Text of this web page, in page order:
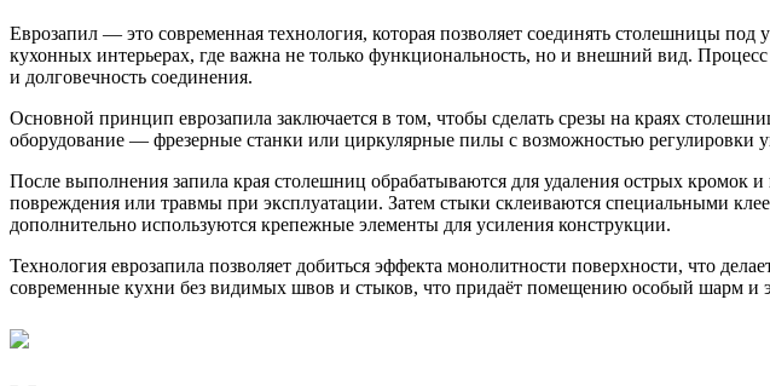
Еврозапил — это современная технология, которая позволяет соединять столешницы
кухонных интерьерах, где важна не только функциональность, но и внешний вид.
и долговечность соединения.
Основной принцип еврозапила заключается в том, чтобы сделать срезы на краях
оборудование — фрезерные станки или циркулярные пилы с возможностью регулировки
После выполнения запила края столешниц обрабатываются для удаления острых
повреждения или травмы при эксплуатации. Затем стыки склеиваются специальными
дополнительно используются крепежные элементы для усиления конструкции.
Технология еврозапила позволяет добиться эффекта монолитности поверхности, что
современные кухни без видимых швов и стыков, что придаёт помещению особый шарм и